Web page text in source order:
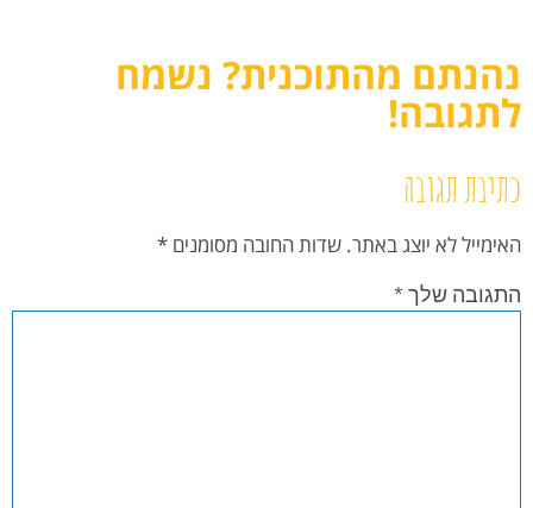
נהנתם מהתוכנית? נשמח
לתגובה!
כתיבת תגובה
האימייל לא יוצג באתר. שדות החובה מסומנים *
התגובה שלך *